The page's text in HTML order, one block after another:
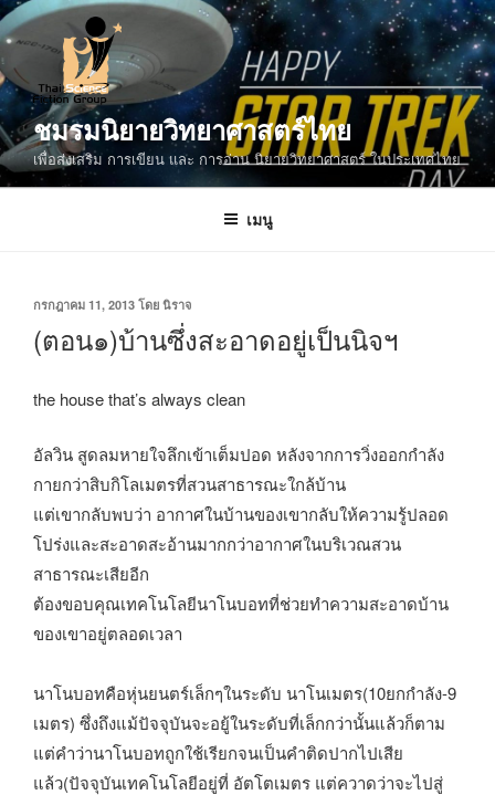
ข้าม
ไป
ยัง
บทความ
ชมรมนิยายวิทยาศาสตร์ไทย
เพื่อส่งเสริม การเขียน และ การอ่าน นิยายวิทยาศาสตร์ ในประเทศไทย
เมนู
เขียน
ที่
กรกฎาคม 11, 2013 โดย นิราจ
(ตอน๑)บ้านซึ่งสะอาดอยู่เป็นนิจฯ
the house that’s always clean
อัลวิน สูดลมหายใจลึกเข้าเต็มปอด หลังจากการวิ่งออกกำลัง
กายกว่าสิบกิโลเมตรที่สวนสาธารณะใกล้บ้าน
แต่เขากลับพบว่า อากาศในบ้านของเขากลับให้ความรู้ปลอด
โปร่งและสะอาดสะอ้านมากกว่าอากาศในบริเวณสวน
สาธารณะเสียอีก
ต้องขอบคุณเทคโนโลยีนาโนบอทที่ช่วยทำความสะอาดบ้าน
ของเขาอยู่ตลอดเวลา
นาโนบอทคือหุ่นยนตร์เล็กๆในระดับ นาโนเมตร(10ยกกำลัง-9
เมตร) ซึ่งถึงแม้ปัจจุบันจะอยู้ในระดับที่เล็กกว่านั้นแล้วก็ตาม
แต่คำว่านาโนบอทถูกใช้เรียกจนเป็นคำติดปากไปเสีย
แล้ว(ปัจจุบันเทคโนโลยีอยู่ที่ อัตโตเมตร แต่ควาดว่าจะไปสู่